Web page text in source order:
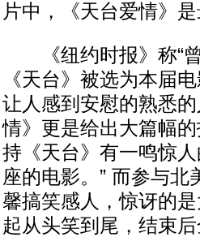
片中，《天台爱情》
《纽约时报》称“曾
《天台》被选为本届
让人感到安慰的熟悉
情》更是给出大篇幅
持《天台》有一鸣惊
座的电影。” 而参与北
馨搞笑感人，惊讶的
起从头笑到尾，结束